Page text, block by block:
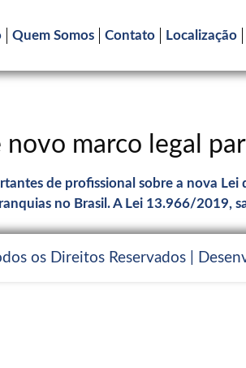
Quem Somos Contato Localização
novo marco legal
de profissional sobre a nova
no Brasil. A Lei 13.966/2019,
os Direitos Reservados |